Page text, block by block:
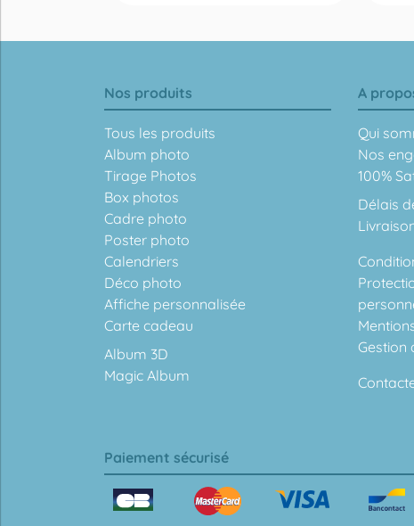
Nos produits
Tous les produits
Album photo
Tirage Photos
Box photos
Cadre photo
Poster photo
Calendriers
Déco photo
Affiche personnalisée
Carte cadeau
Album 3D
Magic Album
A
Qui
Nos
100%
Délais
Gestion
Paiement sécurisé